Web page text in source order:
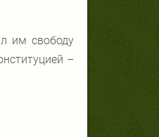
им свободу
–